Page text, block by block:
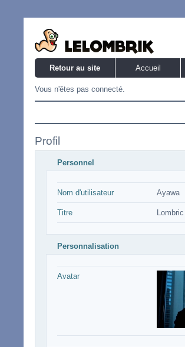
Retour au site Accueil
Vous n'êtes pas connecté.
Profil
Personnel
Nom d'utilisateur Ayawa
Titre
Personnalisation
Avatar